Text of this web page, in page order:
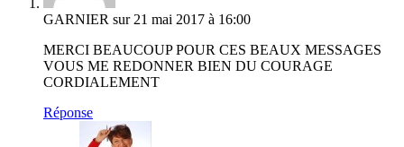
GARNIER sur 21 mai 2017 à 16:00
MERCI BEAUCOUP POUR CES BEAUX MESSAGES
VOUS ME REDONNER BIEN DU COURAGE
CORDIALEMENT
Réponse